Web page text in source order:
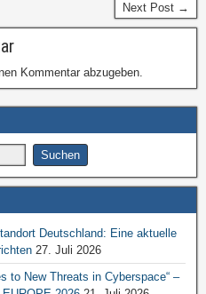
Next Post →
Kommentar abzugeben.
Deutschland: Eine aktuelle
27. Juli 2026
to New Threats in Cyberspace“ –